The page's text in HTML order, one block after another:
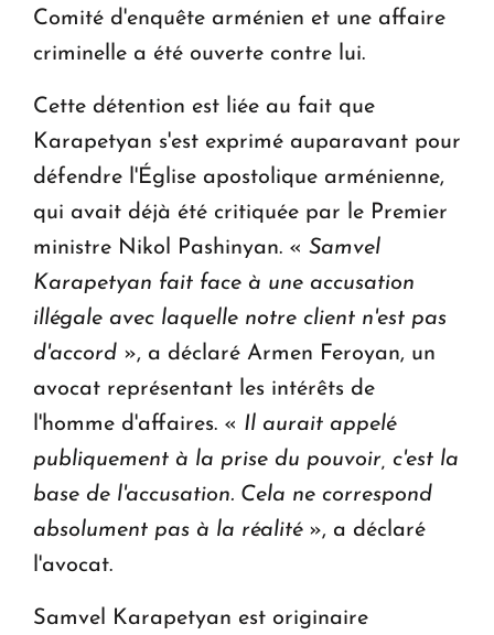
Comité d'enquête arménien et une affaire
criminelle a été ouverte contre lui.
Cette détention est liée au fait que
Karapetyan s'est exprimé auparavant pour
défendre l'Église apostolique arménienne,
qui avait déjà été critiquée par le Premier
ministre Nikol Pashinyan. « Samvel
Karapetyan fait face à une accusation
illégale avec laquelle notre client n'est pas
d'accord », a déclaré Armen Feroyan, un
avocat représentant les intérêts de
l'homme d'affaires. « Il aurait appelé
publiquement à la prise du pouvoir, c'est la
base de l'accusation. Cela ne correspond
absolument pas à la réalité», a déclaré
l'avocat.
Samvel Karapetyan est originaire